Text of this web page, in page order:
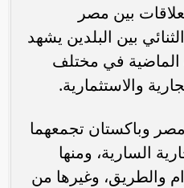
بين مصر
بين البلدين يشهد
الماضية في مختلف
والاستثمارية.
وباكستان تجمعهما
السارية، ومنها
والطريق، وغيرها من